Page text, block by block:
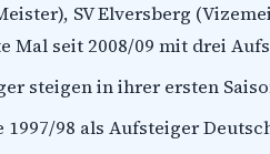
SV Elversberg
Mal seit 2008/09 mit drei
steigen in ihrer ersten
1997/98 als Aufsteiger